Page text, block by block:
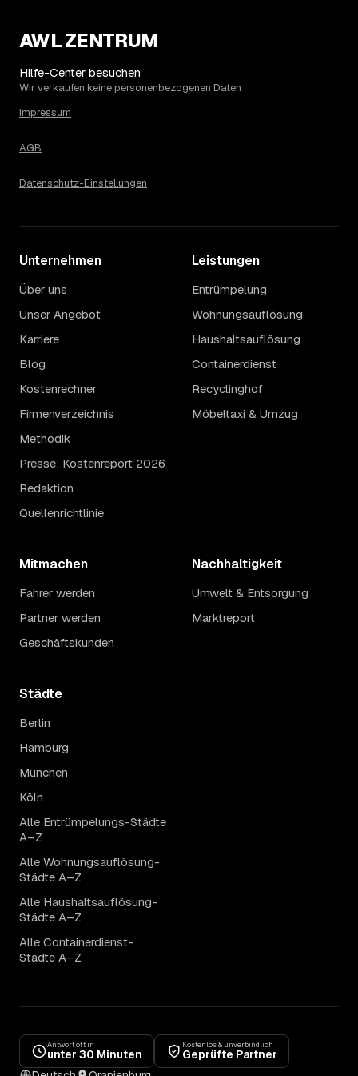
Hohen Neuendorf liegt bei einem Ø-Preis von rund 2.073
€ pro Haushaltsauflösung, in Oranienburg sind es im
von Größe und Wertanrechnung des Hausstands ab, ein
Städtevergleich lohnt sich vor der Anfrage trotzdem.
AWL ZENTRUM
Hilfe-Center besuchen
Wir verkaufen keine personenbezogenen Daten
Impressum
AGB
Datenschutz-Einstellungen
Unternehmen
Über uns
Unser Angebot
Karriere
Blog
Kostenrechner
Firmenverzeichnis
Methodik
Presse: Kostenreport 2026
Redaktion
Quellenrichtlinie
Leistungen
Entrümpelung
Wohnungsauflösung
Haushaltsauflösung
Containerdienst
Recyclinghof
Möbeltaxi & Umzug
Mitmachen
Fahrer werden
Partner werden
Geschäftskunden
Nachhaltigkeit
Umwelt & Entsorgung
Marktreport
Städte
Berlin
Hamburg
München
Köln
Alle Entrümpelungs-Städte
A–Z
Alle Wohnungsauflösung-
Städte A–Z
Alle Haushaltsauflösung-
Städte A–Z
Alle Containerdienst-
Städte A–Z
Antwort oft in
unter 30 Minuten
Kostenlos & unverbindlich
Geprüfte Partner